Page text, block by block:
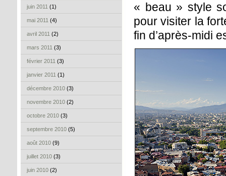
juin 2011 (1)
mai 2011 (4)
avril 2011 (2)
mars 2011 (3)
février 2011 (3)
janvier 2011 (1)
décembre 2010 (3)
novembre 2010 (2)
octobre 2010 (3)
septembre 2010 (5)
août 2010 (9)
juillet 2010 (3)
juin 2010 (2)
« beau » style
pour visiter la
fin d’après-midi